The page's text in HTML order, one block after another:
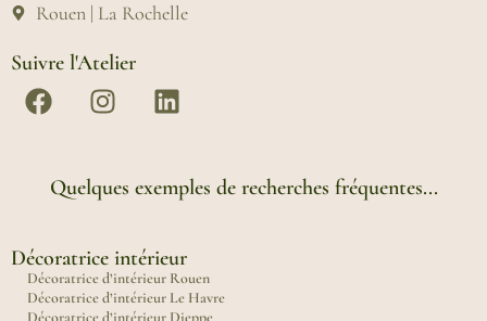
Rouen | La Rochelle
Suivre l'Atelier
Quelques exemples de recherches fréquentes...
Décoratrice intérieur
Décoratrice d’intérieur Rouen
Décoratrice d’intérieur Le Havre